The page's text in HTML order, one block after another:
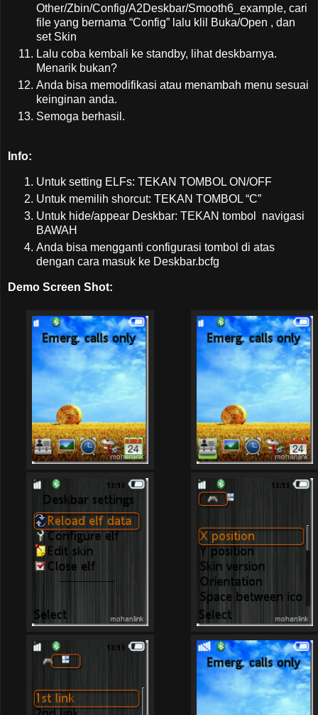
Other/Zbin/Config/A2Deskbar/Smooth6_example, cari
file yang bernama “Config” lalu klil Buka/Open , dan
set Skin
Lalu coba kembali ke standby, lihat deskbarnya.
Menarik bukan?
Anda bisa memodifikasi atau menambah menu sesuai
keinginan anda.
Semoga berhasil.
Info:
Untuk setting ELFs: TEKAN TOMBOL ON/OFF
Untuk memilih shorcut: TEKAN TOMBOL “C”
Untuk hide/appear Deskbar: TEKAN tombol navigasi
BAWAH
Anda bisa mengganti configurasi tombol di atas
dengan cara masuk ke Deskbar.bcfg
Demo Screen Shot: